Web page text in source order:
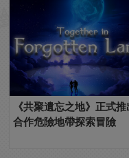
《共聚遺忘之地》正式推
合作危險地帶探索冒險